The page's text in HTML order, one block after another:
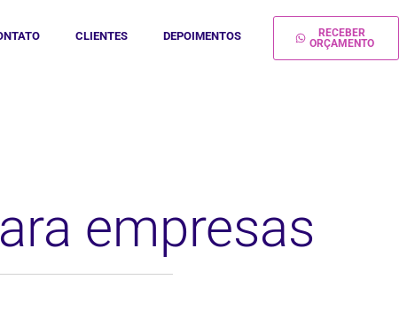
CLIENTES DEPOIMENTOS
RECEBER
ORÇAMENTO
empresas